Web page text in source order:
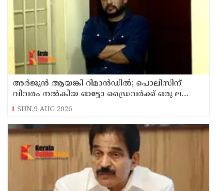
അര്‍ജുന്‍ ആയങ്കി റിമാന്‍ഡില്‍; പൊലിസിന്
വിവരം നൽകിയ ഓട്ടോ ഡ്രൈവർക്ക് ഒരു ലക്ഷം
പാരിതോഷികം നൽകുമെന്ന് മന്ത്രി
SUN,9 AUG 2026